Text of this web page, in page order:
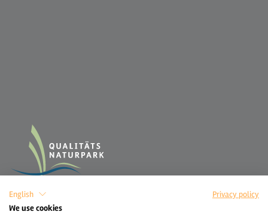
English
Privacy policy
We use cookies